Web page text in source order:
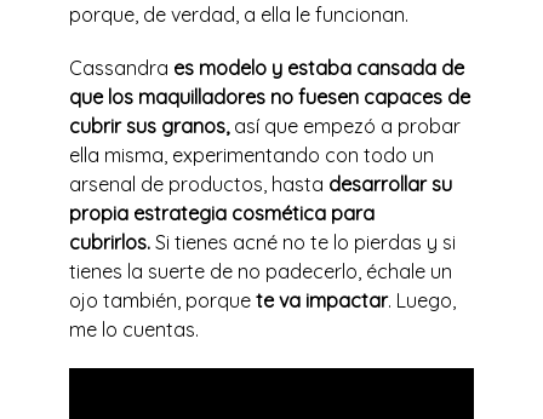
porque, de verdad, a ella le funcionan.
Cassandra es modelo y estaba cansada de
que los maquilladores no fuesen capaces de
cubrir sus granos, así que empezó a probar
ella misma, experimentando con todo un
arsenal de productos, hasta desarrollar su
propia estrategia cosmética para
cubrirlos. Si tienes acné no te lo pierdas y si
tienes la suerte de no padecerlo, échale un
ojo también, porque te va impactar. Luego,
me lo cuentas.